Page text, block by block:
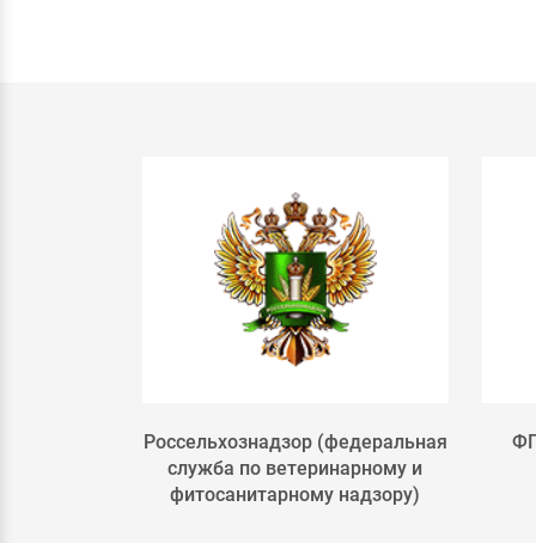
Россельхознадзор (федеральная
служба по ветеринарному и
фитосанитарному надзору)